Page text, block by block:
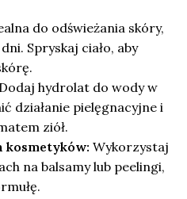
do odświeżania skóry,
Spryskaj ciało, aby
Dodaj hydrolat do wody w
działanie pielęgnacyjne i
ziół.
kosmetyków: Wykorzystaj
na balsamy lub peelingi,